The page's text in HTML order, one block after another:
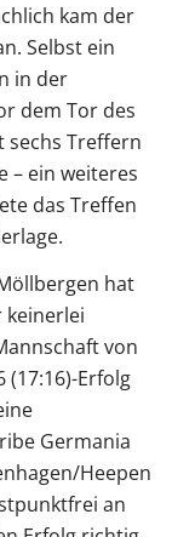
kam der
Selbst ein
in der
dem Tor des
sechs Treffern
– ein weiteres
das Treffen
hat
keinerlei
von
Erfolg
Germania
Heepen
an